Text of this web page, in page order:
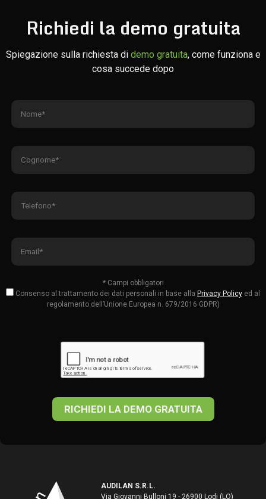
Richiedi la demo gratuita
Spiegazione sulla richiesta di demo gratuita, come funziona e
cosa succede dopo
* Campi obbligatori
Consenso al trattamento dei dati personali in base alla Privacy Policy ed al
regolamento dell’Unione Europea n. 679/2016 GDPR)
RICHIEDI LA DEMO GRATUITA
AUDILAN S.R.L.
Via Giovanni Bulloni 19 - 26900 Lodi (LO)